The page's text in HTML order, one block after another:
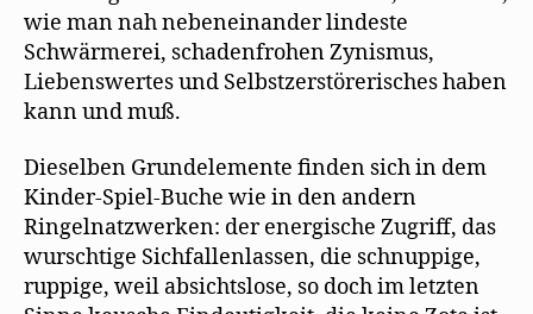
wie man nah nebeneinander lindeste
Schwärmerei, schadenfrohen Zynismus,
Liebenswertes und Selbstzerstörerisches haben
kann und muß.
Dieselben Grundelemente finden sich in dem
Kinder-Spiel-Buche wie in den andern
Ringelnatzwerken: der energische Zugriff, das
wurschtige Sichfallenlassen, die schnuppige,
ruppige, weil absichtslose, so doch im letzten